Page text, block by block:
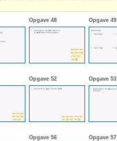
Opgave 48 Opgave 49
Opgave 52 Opgave 53
Opgave 56 Opgave 57
- Machten, exponenten
- De afgeleide functie
- Lijnen en cirkels
- Goniometrie
punten